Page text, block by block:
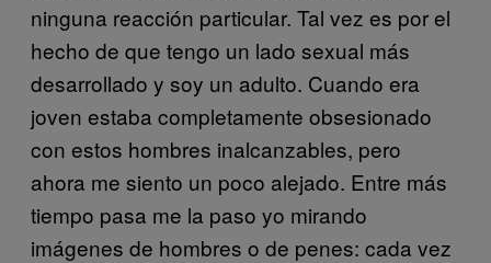
ninguna reacción particular. Tal vez es por el
hecho de que tengo un lado sexual más
desarrollado y soy un adulto. Cuando era
joven estaba completamente obsesionado
con estos hombres inalcanzables, pero
ahora me siento un poco alejado. Entre más
tiempo pasa me la paso yo mirando
imágenes de hombres o de penes: cada vez